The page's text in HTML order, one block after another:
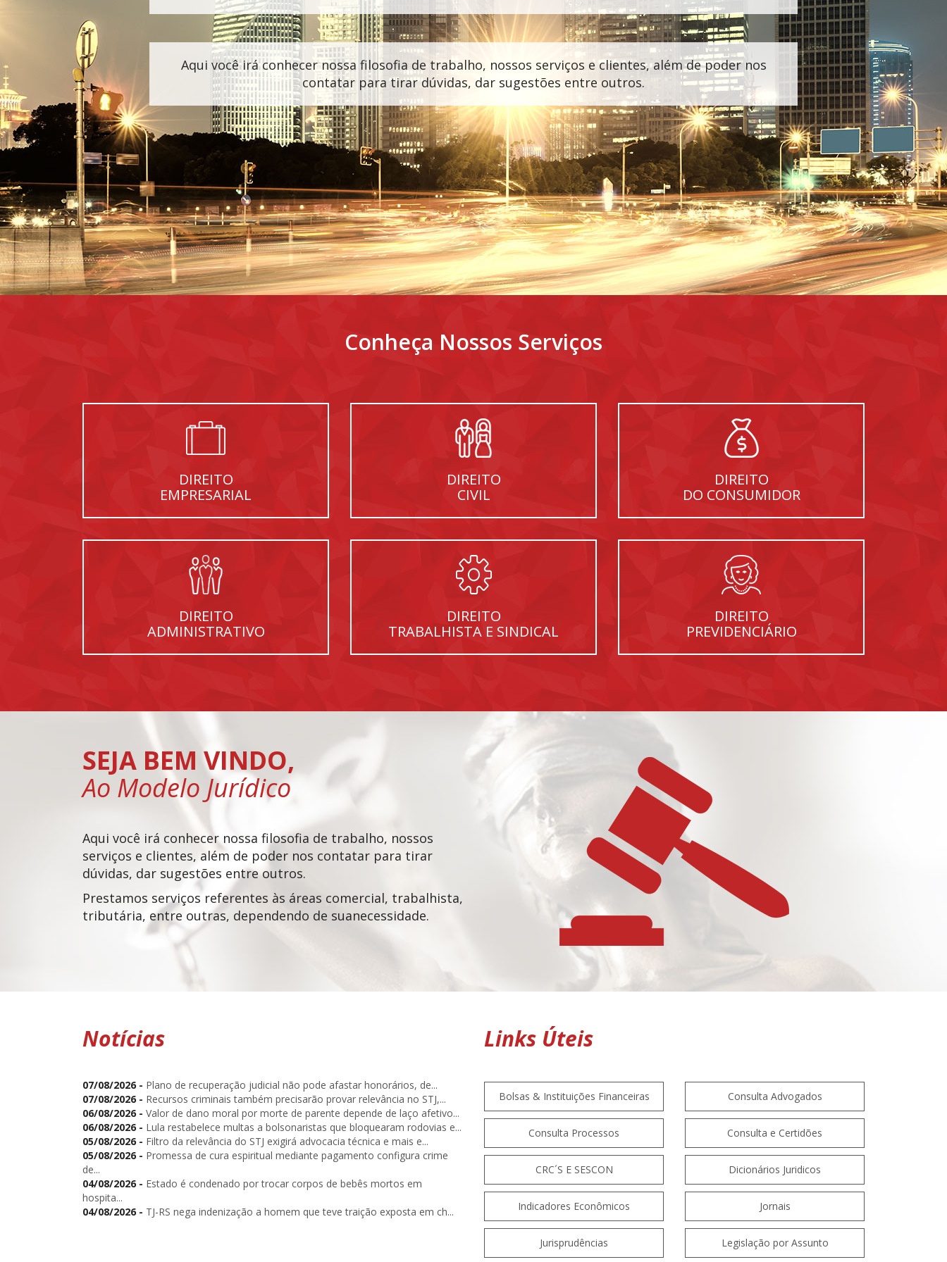
Aqui você irá conhecer nossa filosofia de trabalho, nossos serviços e clientes, além de poder nos
contatar para tirar dúvidas, dar sugestões entre outros.
Conheça Nossos Serviços
DIREITO
EMPRESARIAL
DIREITO
CIVIL
DIREITO
DO CONSUMIDOR
DIREITO
ADMINISTRATIVO
DIREITO
TRABALHISTA E SINDICAL
DIREITO
PREVIDENCIÁRIO
SEJA BEM VINDO,
Ao Modelo Jurídico
Aqui você irá conhecer nossa filosofia de trabalho, nossos
serviços e clientes, além de poder nos contatar para tirar
dúvidas, dar sugestões entre outros.
Prestamos serviços referentes às áreas comercial, trabalhista,
tributária, entre outras, dependendo de suanecessidade.
Notícias
07/08/2026 - Plano de recuperação judicial não pode afastar honorários, de...
07/08/2026 - Recursos criminais também precisarão provar relevância no STJ,...
06/08/2026 - Valor de dano moral por morte de parente depende de laço afetivo...
06/08/2026 - Lula restabelece multas a bolsonaristas que bloquearam rodovias e...
05/08/2026 - Filtro da relevância do STJ exigirá advocacia técnica e mais e...
05/08/2026 - Promessa de cura espiritual mediante pagamento configura crime
de...
04/08/2026 - Estado é condenado por trocar corpos de bebês mortos em
hospita...
04/08/2026 - TJ-RS nega indenização a homem que teve traição exposta em ch...
Links Úteis
Bolsas & Instituições Financeiras Consulta Advogados
Consulta Processos Consulta e Certidões
CRC´S E SESCON Dicionários Juridicos
Indicadores Econômicos Jornais
Jurisprudências Legislação por Assunto